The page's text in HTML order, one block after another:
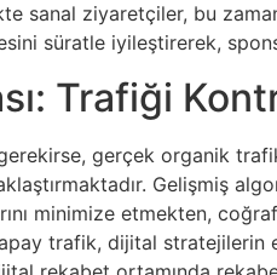
sanal ziyaretçiler, bu
süratle iyileştirerek,
Trafiği
gerçek organik
Gelişmiş
minimize etmekten,
trafik, dijital stratejilerin